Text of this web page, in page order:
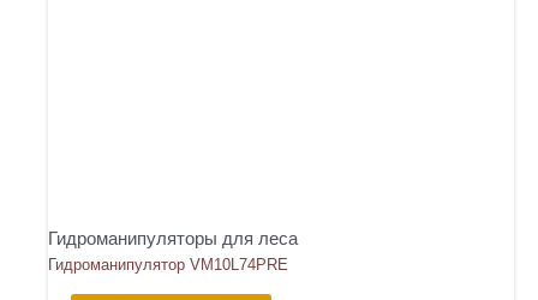
Гидроманипуляторы для леса
Гидроманипулятор VM10L74PRE